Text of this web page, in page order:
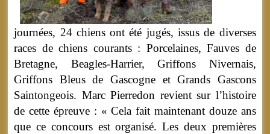
journées, 24 chiens ont été jugés, issus de diverses
races de chiens courants : Porcelaines, Fauves de
Bretagne, Beagles-Harrier, Griffons Nivernais,
Griffons Bleus de Gascogne et Grands Gascons
Saintongeois. Marc Pierredon revient sur l’histoire
de cette épreuve : « Cela fait maintenant douze ans
que ce concours est organisé. Les deux premières